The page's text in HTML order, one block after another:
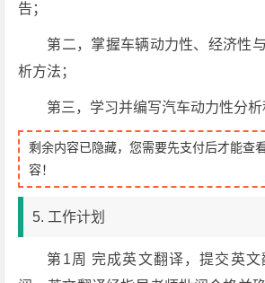
告；
第二，掌握车辆动力性、经济性
析方法；
第三，学习并编写汽车动力性分析
剩余内容已隐藏，您需要先支付后才能查
容！
5. 工作计划
第1周 完成英文翻译，提交英